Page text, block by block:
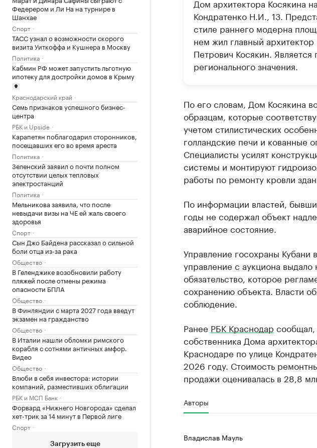
Федерером и Ли На на турнире в
Шанхае
Спорт
ТАСС узнал о возможности скорого
визита Уиткоффа и Кушнера в Москву
Политика
Кабмин РФ может запустить льготную
ипотеку для достройки домов в Крыму
Краснодарский край
Семь признаков успешного бизнес-
центра
РБК и Upside
Карапетян поблагодарил сторонников,
посещавших его во время ареста
Политика
Зеленский заявил о почти полном
отсутствии целых тепловых
электростанций
Политика
Мельникова заявила, что после
невыдачи визы на ЧЕ ей жаль своего
здоровья
Спорт
Сын Джо Байдена рассказал о сильной
боли отца из-за рака
Общество
В Геленджике возобновили работу
пляжей после отмены режима
опасности БПЛА
Общество
В Финляндии с марта 2027 года введут
экзамен на гражданство
Общество
В Италии нашли обломки римского
корабля с сотнями античных амфор.
Видео
Общество
Влюби в себя инвестора: истории
компаний, разместивших облигации
РБК и МСП Банк
Форвард «Нижнего Новгорода» сделал
хет-трик за 14 минут в Первой лиге
Спорт
Загрузить еще
Дом архитектора Косякина
Кондратенко Н.И., 13.
стиле раннего модерна
нем жил главный
Петрович Косякин.
регионального значения.
По его словам, Дом Косякина
образцам, которые
учетом стилистических
голландские печи и кованные
Специалисты усилят
системы и монтируют
работы по ремонту кровли
По информации властей,
годы не содержал объект
аварийное состояние.
Управление госохраны
управление с аукциона
обязательство, которое
сохранению объекта. Власти
соблюдение.
Ранее РБК Краснодар сообщал,
собственника Дома
Краснодаре по улице
2026 году. Стоимость
продажи оценивалась в 28,8
Авторы
Владислав Мауль